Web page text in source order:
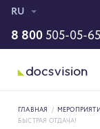
RU
8 800 505-05-65
ГЛАВНАЯ /
БЫСТРАЯ ОТДАЧА!